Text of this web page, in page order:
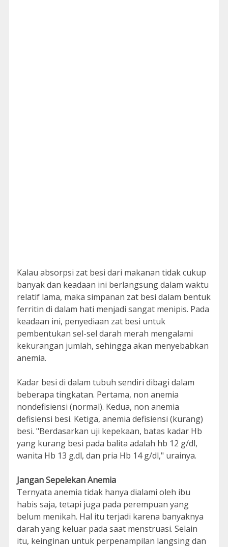
Kalau absorpsi zat besi dari makanan tidak cukup
banyak dan keadaan ini berlangsung dalam waktu
relatif lama, maka simpanan zat besi dalam bentuk
ferritin di dalam hati menjadi sangat menipis. Pada
keadaan ini, penyediaan zat besi untuk
pembentukan sel-sel darah merah mengalami
kekurangan jumlah, sehingga akan menyebabkan
anemia.
Kadar besi di dalam tubuh sendiri dibagi dalam
beberapa tingkatan. Pertama, non anemia
nondefisiensi (normal). Kedua, non anemia
defisiensi besi. Ketiga, anemia defisiensi (kurang)
besi. "Berdasarkan uji kepekaan, batas kadar Hb
yang kurang besi pada balita adalah hb 12 g/dl,
wanita Hb 13 g.dl, dan pria Hb 14 g/dl," urainya.
Jangan Sepelekan Anemia
Ternyata anemia tidak hanya dialami oleh ibu
habis saja, tetapi juga pada perempuan yang
belum menikah. Hal itu terjadi karena banyaknya
darah yang keluar pada saat menstruasi. Selain
itu, keinginan untuk perpenampilan langsing dan